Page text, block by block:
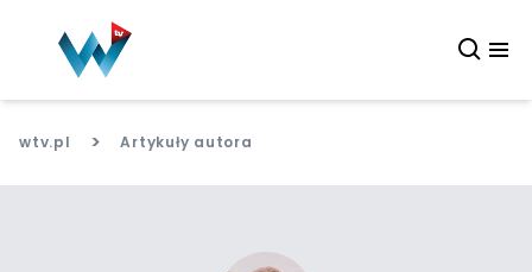
wtv.pl > Artykuły autora